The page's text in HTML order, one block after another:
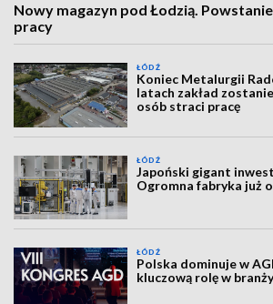
Nowy magazyn pod Łodzią.
pracy
ŁÓDŹ
Koniec Metalurgii
latach zakład
osób straci pracę
ŁÓDŹ
Japoński gigant
Ogromna fabryka już
ŁÓDŹ
Polska dominuje w
kluczową rolę w